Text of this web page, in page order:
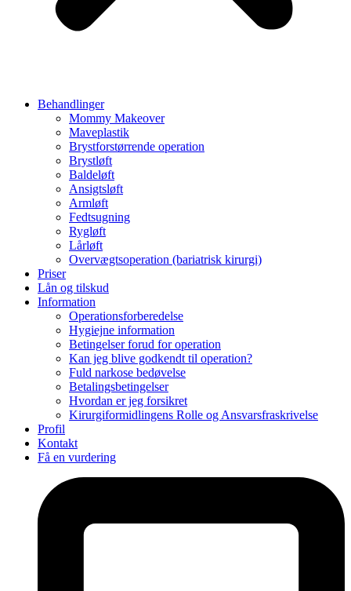
Behandlinger
Mommy Makeover
Maveplastik
Brystforstørrende operation
Brystløft
Baldeløft
Ansigtsløft
Armløft
Fedtsugning
Rygløft
Lårløft
Overvægtsoperation (bariatrisk kirurgi)
Priser
Lån og tilskud
Information
Operationsforberedelse
Hygiejne information
Betingelser forud for operation
Kan jeg blive godkendt til operation?
Fuld narkose bedøvelse
Betalingsbetingelser
Hvordan er jeg forsikret
Kirurgiformidlingens Rolle og Ansvarsfraskrivelse
Profil
Kontakt
Få en vurdering